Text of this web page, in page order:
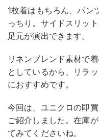
1枚着はもちろん、パン
っちり。サイドスリッ
足元が演出できます。
リネンブレンド素材で
としているから、リラ
におすすめです。
今回は、ユニクロの即
ご紹介しました。在庫
てみてくださいね。